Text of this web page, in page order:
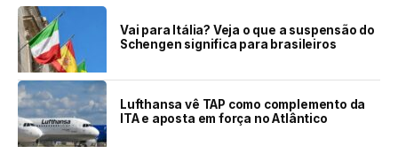
Vai para Itália? Veja o que a suspensão do
Schengen significa para brasileiros
Lufthansa vê TAP como complemento da
ITA e aposta em força no Atlântico